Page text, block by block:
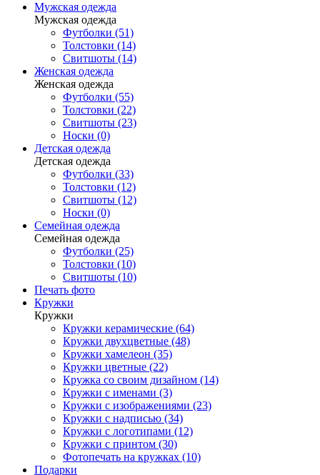
Мужская одежда
Мужская одежда
Футболки (51)
Толстовки (14)
Свитшоты (14)
Женская одежда
Женская одежда
Футболки (55)
Толстовки (22)
Свитшоты (23)
Носки (0)
Детская одежда
Детская одежда
Футболки (33)
Толстовки (12)
Свитшоты (12)
Носки (0)
Семейная одежда
Семейная одежда
Футболки (25)
Толстовки (10)
Свитшоты (10)
Печать фото
Кружки
Кружки
Кружки керамические (64)
Кружки двухцветные (48)
Кружки хамелеон (35)
Кружки цветные (22)
Кружка со своим дизайном (14)
Кружки с именами (3)
Кружки с изображениями (23)
Кружки с надписью (34)
Кружки с логотипами (12)
Кружки с принтом (30)
Фотопечать на кружках (10)
Подарки